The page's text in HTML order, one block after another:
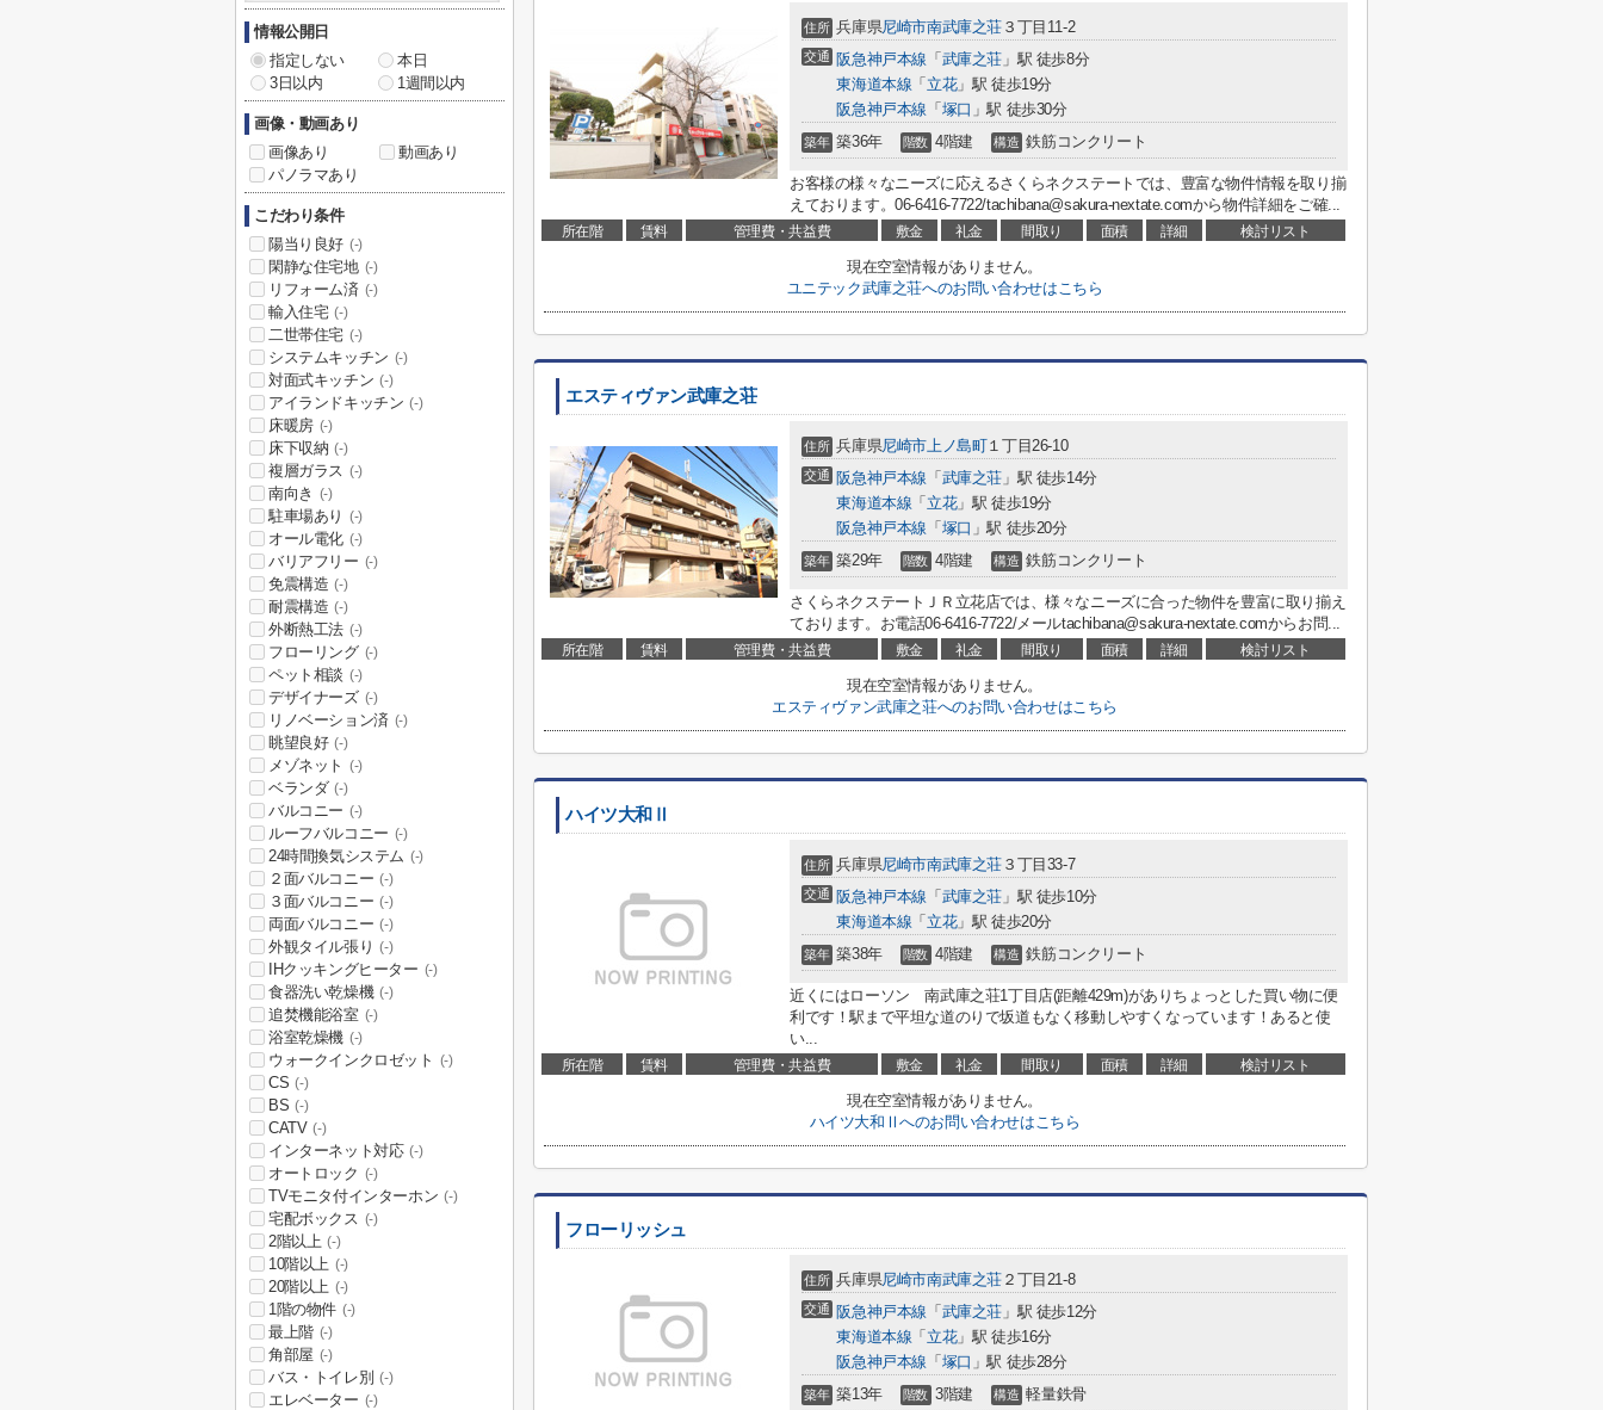
住所 兵庫県尼崎市南武庫之荘 ３丁目11-2
交通 阪急神戸本線 「 武庫之荘 」駅 徒歩8分
東海道本線 「 立花」駅 徒歩19分
阪急神戸本線 「 塚口 」駅 徒歩30分
築年 築36年 階数 4階建 構造 鉄筋コンクリート
お客様の様々なニーズに応えるさくらネクステートでは、豊富な物件情報を取り揃
えております。06-6416-7722/tachibana@sakura-nextate.comから物件詳細をご確...
所在階 賃料 管理費・共益費 敷金 礼金 間取り 面積 詳細 検討リスト
現在空室情報がありません。
ユニテック武庫之荘へのお問い合わせはこちら
エスティヴァン武庫之荘
住所 兵庫県尼崎市上ノ島町１丁目26-10
交通 阪急神戸本線 「 武庫之荘 」駅 徒歩14分
東海道本線 「 立花」駅 徒歩19分
阪急神戸本線 「 塚口 」駅 徒歩20分
築年 築29年 階数 4階建 構造 鉄筋コンクリート
さくらネクステートＪＲ立花店では、様々なニーズに合った物件を豊富に取り揃え
ております。お電話06-6416-7722/メールtachibana@sakura-nextate.comからお問...
所在階 賃料 管理費・共益費 敷金 礼金 間取り 面積 詳細 検討リスト
現在空室情報がありません。
エスティヴァン武庫之荘へのお問い合わせはこちら
ハイツ大和Ⅱ
住所 兵庫県尼崎市南武庫之荘 ３丁目33-7
交通 阪急神戸本線 「 武庫之荘 」駅 徒歩10分
東海道本線 「 立花」駅 徒歩20分
築年 築38年 階数 4階建 構造 鉄筋コンクリート
近くにはローソン 南武庫之荘1丁目店(距離429m)がありちょっとした買い物に便
利です！駅まで平坦な道のりで坂道もなく移動しやすくなっています！あると使
い...
所在階 賃料 管理費・共益費 敷金 礼金 間取り 面積 詳細 検討リスト
現在空室情報がありません。
ハイツ大和Ⅱへのお問い合わせはこちら
フローリッシュ
住所 兵庫県尼崎市南武庫之荘 ２丁目21-8
交通 阪急神戸本線 「 武庫之荘 」駅 徒歩12分
東海道本線 「 立花」駅 徒歩16分
阪急神戸本線 「 塚口 」駅 徒歩28分
築年 築13年 階数 3階建 構造 軽量鉄骨
情報公開日
指定しない
本日
3日以内
1週間以内
画像・動画あり
画像あり
動画あり
パノラマあり
こだわり条件
陽当り良好 (-)
閑静な住宅地 (-)
リフォーム済 (-)
輸入住宅 (-)
二世帯住宅 (-)
システムキッチン (-)
対面式キッチン (-)
アイランドキッチン (-)
床暖房 (-)
床下収納 (-)
複層ガラス (-)
南向き (-)
駐車場あり (-)
オール電化 (-)
バリアフリー (-)
免震構造 (-)
耐震構造 (-)
外断熱工法 (-)
フローリング (-)
ペット相談 (-)
デザイナーズ (-)
リノベーション済 (-)
眺望良好 (-)
メゾネット (-)
ベランダ (-)
バルコニー (-)
ルーフバルコニー (-)
24時間換気システム (-)
２面バルコニー (-)
３面バルコニー (-)
両面バルコニー (-)
外観タイル張り (-)
IHクッキングヒーター (-)
食器洗い乾燥機 (-)
追焚機能浴室 (-)
浴室乾燥機 (-)
ウォークインクロゼット (-)
CS (-)
BS (-)
CATV (-)
インターネット対応 (-)
オートロック (-)
TVモニタ付インターホン (-)
宅配ボックス (-)
2階以上 (-)
10階以上 (-)
20階以上 (-)
1階の物件 (-)
最上階 (-)
角部屋 (-)
バス・トイレ別 (-)
エレベーター (-)